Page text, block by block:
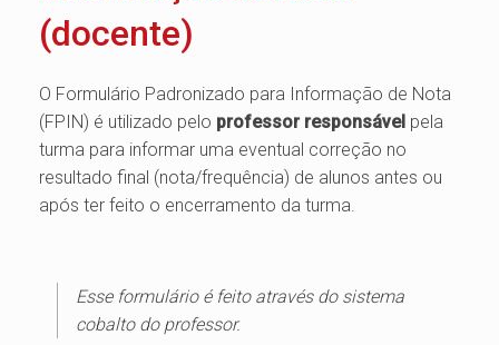
(docente)
O Formulário Padronizado para Informação de Nota
(FPIN) é utilizado pelo professor responsável pela
turma para informar uma eventual correção no
resultado final (nota/frequência) de alunos antes ou
após ter feito o encerramento da turma.
Esse formulário é feito através do sistema
cobalto do professor.